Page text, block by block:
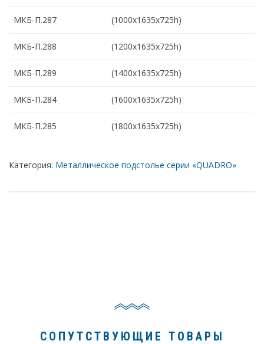
МКБ-П.287 (1000х1635х725h)
МКБ-П.288 (1200х1635х725h)
МКБ-П.289 (1400х1635х725h)
МКБ-П.284 (1600х1635х725h)
МКБ-П.285 (1800х1635х725h)
Категория: Металлическое подстолье серии «QUADRO»
СОПУТСТВУЮЩИЕ ТОВАРЫ